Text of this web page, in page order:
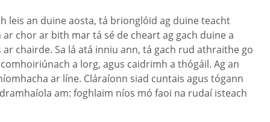
leis an duine aosta, tá brionglóid ag duine teacht
chor ar bith mar tá sé de cheart ag gach duine a
chairde. Sa lá atá inniu ann, tá gach rud athraithe go
a lorg, agus caidrimh a thógáil. Ag an
ar líne. Cláraíonn siad cuntais agus tógann
am: foghlaim níos mó faoi na rudaí isteach